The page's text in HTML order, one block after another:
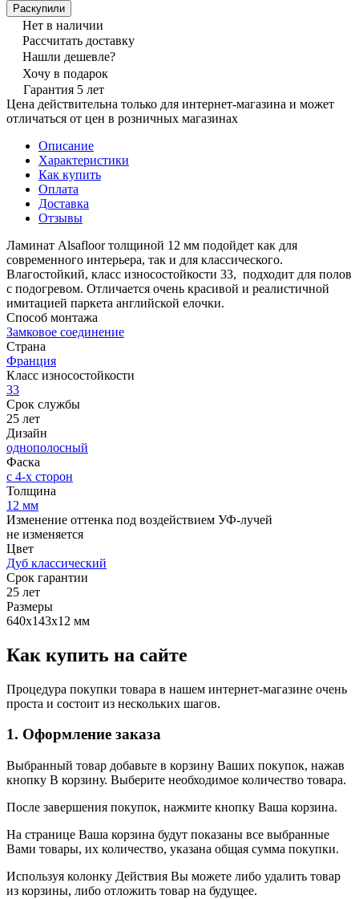
Раскупили
Нет в наличии
Рассчитать доставку
Нашли дешевле?
Хочу в подарок
Гарантия 5 лет
Цена действительна только для интернет-магазина и может
отличаться от цен в розничных магазинах
Описание
Характеристики
Как купить
Оплата
Доставка
Отзывы
Ламинат Alsafloor толщиной 12 мм подойдет как для
современного интерьера, так и для классического.
Влагостойкий, класс износостойкости 33, подходит для полов
с подогревом. Отличается очень красивой и реалистичной
имитацией паркета английской елочки.
Способ монтажа
Замковое соединение
Страна
Франция
Класс износостойкости
33
Срок службы
25 лет
Дизайн
однополосный
Фаска
с 4-х сторон
Толщина
12 мм
Изменение оттенка под воздействием УФ-лучей
не изменяется
Цвет
Дуб классический
Срок гарантии
25 лет
Размеры
640х143х12 мм
Как купить на сайте
Процедура покупки товара в нашем интернет-магазине очень
проста и состоит из нескольких шагов.
1. Оформление заказа
Выбранный товар добавьте в корзину Ваших покупок, нажав
кнопку В корзину. Выберите необходимое количество товара.
После завершения покупок, нажмите кнопку Ваша корзина.
На странице Ваша корзина будут показаны все выбранные
Вами товары, их количество, указана общая сумма покупки.
Используя колонку Действия Вы можете либо удалить товар
из корзины, либо отложить товар на будущее.